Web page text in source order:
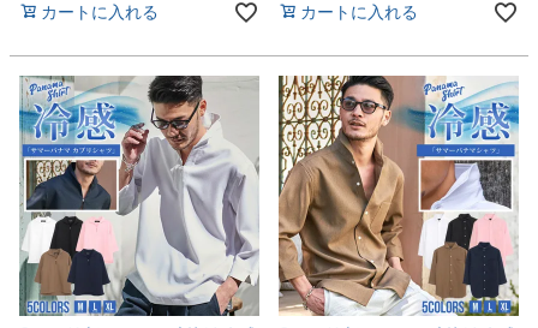
カートに入れる カートに入れる